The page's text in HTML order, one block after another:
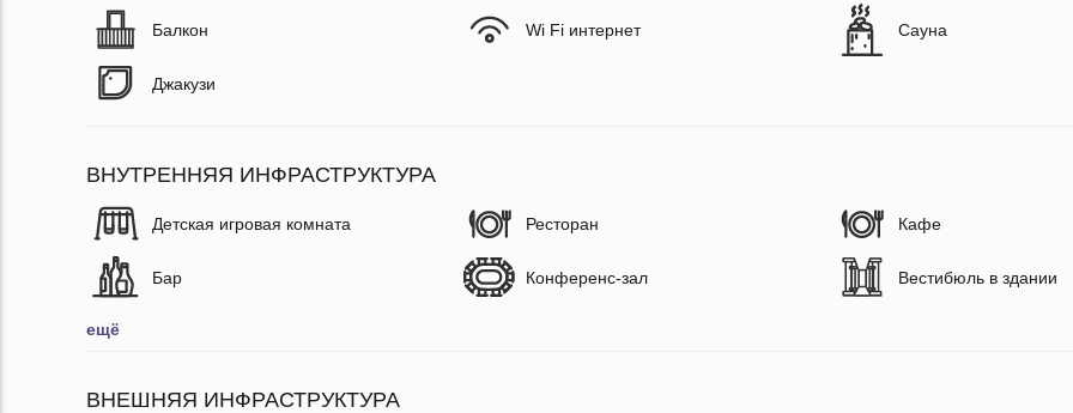
Балкон Wi Fi интернет Сауна
Джакузи
ВНУТРЕННЯЯ ИНФРАСТРУКТУРА
Детская игровая комната Ресторан Кафе
Бар Конференс-зал Вестибюль в здании
ещё
ВНЕШНЯЯ ИНФРАСТРУКТУРА